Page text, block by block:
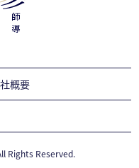
概要
Rights Reserved.